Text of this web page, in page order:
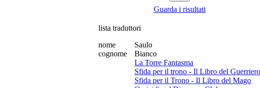
Guarda i risultati
lista traduttori
nome
Saulo
cognome
Bianco
La Torre Fantasma
Sfida per il trono - Il Libro del Guerriero
Sfida per il Trono - Il Libro del Mago